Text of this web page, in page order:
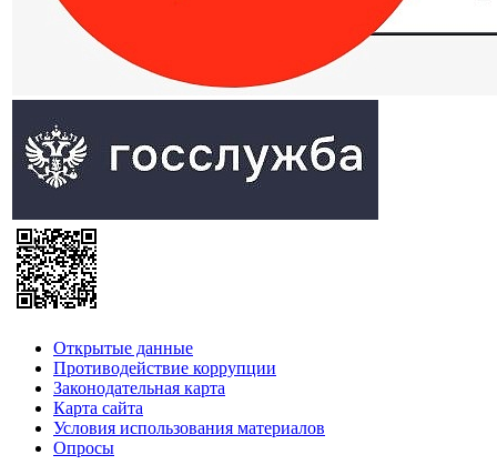
Открытые данные
Противодействие коррупции
Законодательная карта
Карта сайта
Условия использования материалов
Опросы